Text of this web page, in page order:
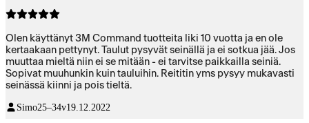
Olen käyttänyt 3M Command tuotteita liki 10 vuotta ja en ole
kertaakaan pettynyt. Taulut pysyvät seinällä ja ei sotkua jää. Jos
muuttaa mieltä niin ei se mitään - ei tarvitse paikkailla seiniä.
Sopivat muuhunkin kuin tauluihin. Reititin yms pysyy mukavasti
seinässä kiinni ja pois tieltä.
Simo25–34v19.12.2022